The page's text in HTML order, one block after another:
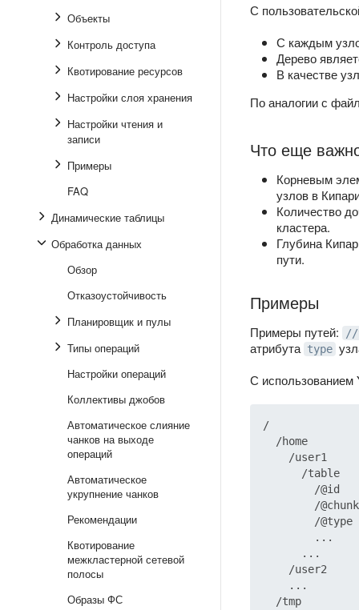
Объекты
Контроль доступа
Квотирование ресурсов
Настройки слоя хранения
Настройки чтения и
записи
Примеры
FAQ
Динамические таблицы
Обработка данных
Обзор
Отказоустойчивость
Планировщик и пулы
Типы операций
Настройки операций
Коллективы джобов
Автоматическое слияние
чанков на выходе
операций
Автоматическое
укрупнение чанков
Рекомендации
Квотирование
межкластерной сетевой
полосы
Образы ФС
С
С каждым
Дерево
В качестве
По аналогии с
Что еще
Корневым
узлов в
Количество
кластера.
Глубина
пути.
Примеры
Примеры путей: //
атрибута type
С
/
  /home
    /user1
      /table
        /@id
/
        /@type
        ...
      ...
    /user2
    ...
  /tmp